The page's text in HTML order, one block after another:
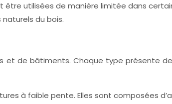
utilisées de manière limitée dans
du bois.
de bâtiments. Chaque type présente
à faible pente. Elles sont composées